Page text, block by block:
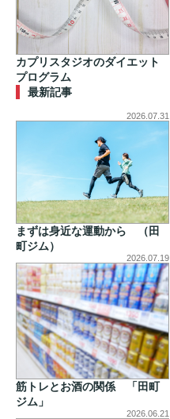
カプリスタジオのダイエット
プログラム
最新記事
2026.07.31
まずは身近な運動から （田
町ジム）
2026.07.19
筋トレとお酒の関係 「田町
ジム」
2026.06.21